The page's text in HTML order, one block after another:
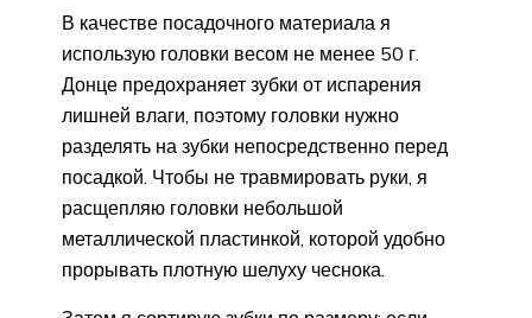
В качестве посадочного материала я
использую головки весом не менее 50 г.
Донце предохраняет зубки от испарения
лишней влаги, поэтому головки нужно
разделять на зубки непосредственно перед
посадкой. Чтобы не травмировать руки, я
расщепляю головки небольшой
металлической пластинкой, которой удобно
прорывать плотную шелуху чеснока.